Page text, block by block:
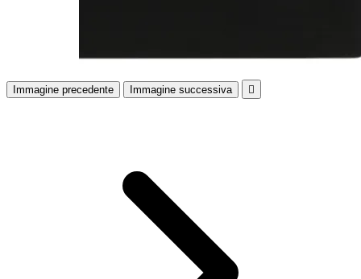
Immagine precedente Immagine successiva 